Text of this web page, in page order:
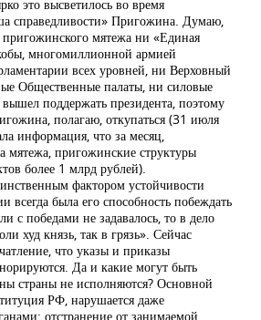
это высветилось во время
справедливости» Пригожина. Думаю,
мятежа ни «Единая
многомиллионной армией
всех уровней, ни Верховный
Общественные палаты, ни силовые
поддержать президента, поэтому
полагаю, откупаться (31 июля
информация, что за месяц,
пригожинские структуры
более 1 млрд рублей).
фактором устойчивости
всегда была его способность побеждать
с победами не задавалось, то в дело
худ князь, так в грязь». Сейчас
что указы и приказы
Да и какие могут быть
страны не исполняются? Основной
РФ, нарушается даже
отстранение от занимаемой